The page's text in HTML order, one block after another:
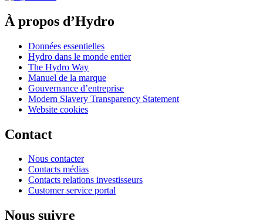
À propos d’Hydro
Données essentielles
Hydro dans le monde entier
The Hydro Way
Manuel de la marque
Gouvernance d’entreprise
Modern Slavery Transparency Statement
Website cookies
Contact
Nous contacter
Contacts médias
Contacts relations investisseurs
Customer service portal
Nous suivre